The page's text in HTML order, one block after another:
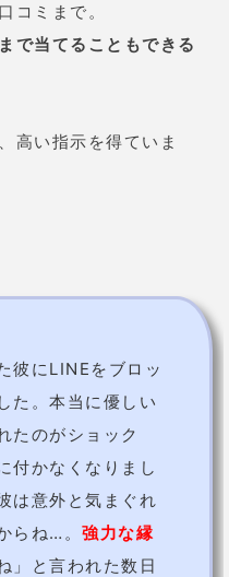
コミまで。
で当てることもできる
高い指示を得ていま
彼にLINEをブロッ
た。本当に優しい
たのがショック
付かなくなりまし
は意外と気まぐれ
らね…。 強力な縁
」と言われた数日